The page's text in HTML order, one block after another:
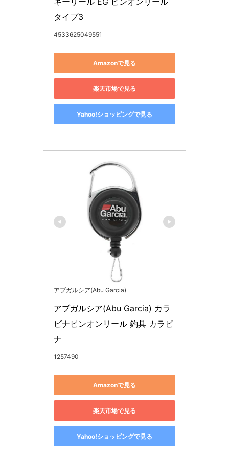
タイプ3
4533625049551
Amazonで見る
楽天市場で見る
Yahoo!ショッピングで見る
アブガルシア(Abu Garcia)
アブガルシア(Abu Garcia) カラ
ビナピンオンリール 釣具 カラビ
ナ
1257490
Amazonで見る
楽天市場で見る
Yahoo!ショッピングで見る